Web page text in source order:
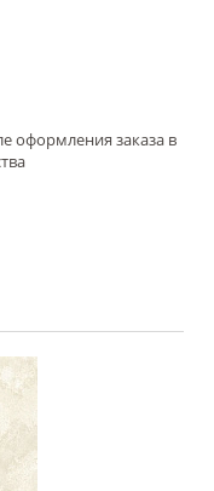
оформления заказа в